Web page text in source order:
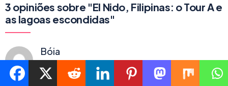
3 opiniões sobre "El Nido, Filipinas: o Tour A e
as lagoas escondidas"
Bóia
29/02/2016